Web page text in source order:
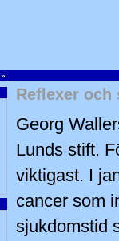
»
Reflexer och
Georg
Lunds stift.
viktigast. I
cancer som
sjukdomstid